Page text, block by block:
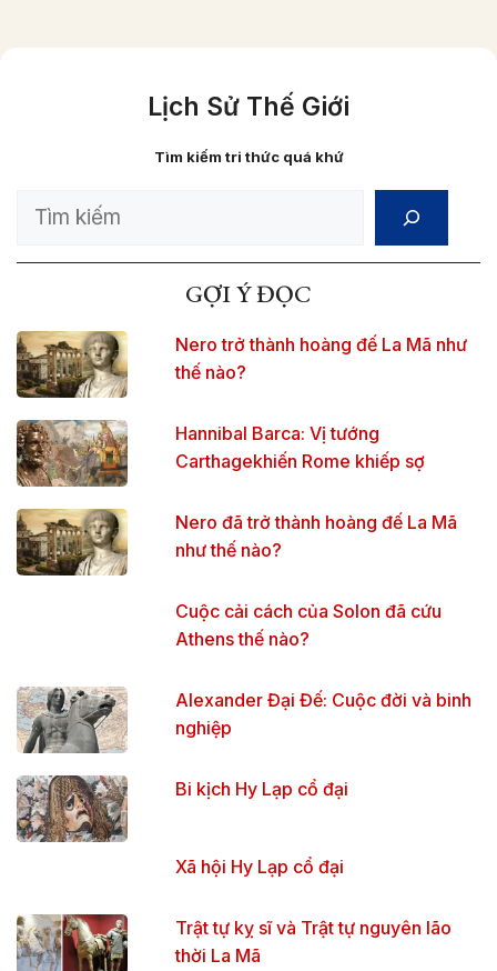
Lịch Sử Thế Giới
Tìm kiếm tri thức quá khứ
Search
GỢI Ý ĐỌC
Nero trở thành hoàng đế La Mã như
thế nào?
Hannibal Barca: Vị tướng
Carthagekhiến Rome khiếp sợ
Nero đã trở thành hoàng đế La Mã
như thế nào?
Cuộc cải cách của Solon đã cứu
Athens thế nào?
Alexander Đại Đế: Cuộc đời và binh
nghiệp
Bi kịch Hy Lạp cổ đại
Xã hội Hy Lạp cổ đại
Trật tự kỵ sĩ và Trật tự nguyên lão
thời La Mã